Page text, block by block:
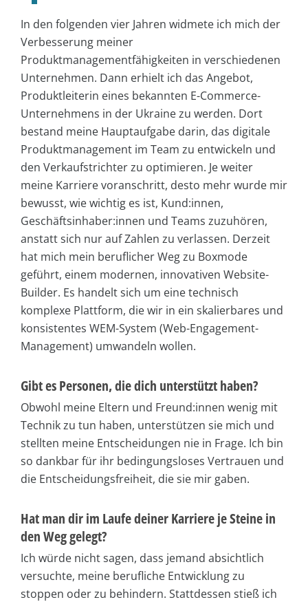
In den folgenden vier Jahren widmete ich mich der
Verbesserung meiner
Produktmanagementfähigkeiten in verschiedenen
Unternehmen. Dann erhielt ich das Angebot,
Produktleiterin eines bekannten E-Commerce-
Unternehmens in der Ukraine zu werden. Dort
bestand meine Hauptaufgabe darin, das digitale
Produktmanagement im Team zu entwickeln und
den Verkaufstrichter zu optimieren. Je weiter
meine Karriere voranschritt, desto mehr wurde mir
bewusst, wie wichtig es ist, Kund:innen,
Geschäftsinhaber:innen und Teams zuzuhören,
anstatt sich nur auf Zahlen zu verlassen. Derzeit
hat mich mein beruflicher Weg zu Boxmode
geführt, einem modernen, innovativen Website-
Builder. Es handelt sich um eine technisch
komplexe Plattform, die wir in ein skalierbares und
konsistentes WEM-System (Web-Engagement-
Management) umwandeln wollen.
Gibt es Personen, die dich unterstützt haben?
Obwohl meine Eltern und Freund:innen wenig mit
Technik zu tun haben, unterstützen sie mich und
stellten meine Entscheidungen nie in Frage. Ich bin
so dankbar für ihr bedingungsloses Vertrauen und
die Entscheidungsfreiheit, die sie mir gaben.
Hat man dir im Laufe deiner Karriere je Steine in
den Weg gelegt?
Ich würde nicht sagen, dass jemand absichtlich
versuchte, meine berufliche Entwicklung zu
stoppen oder zu behindern. Stattdessen stieß ich